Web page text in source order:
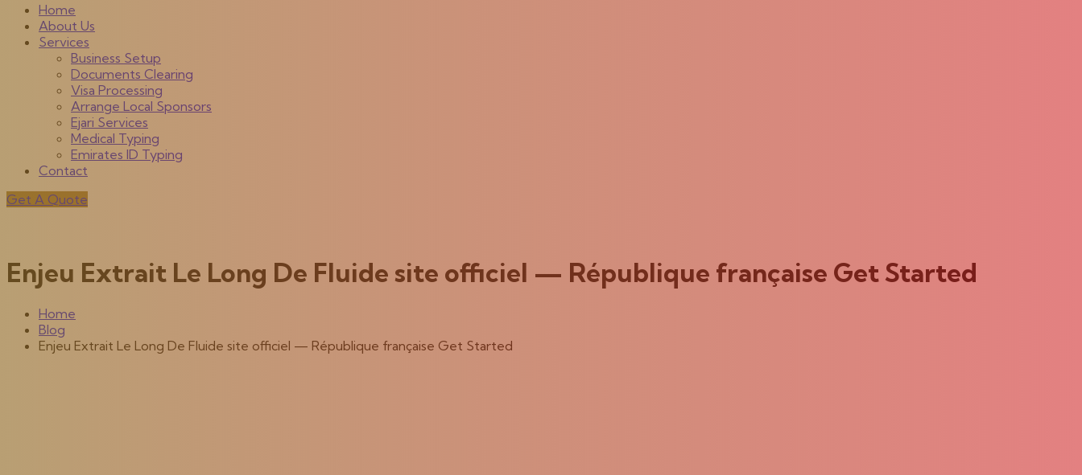
Home
About Us
Services
Business Setup
Documents Clearing
Visa Processing
Arrange Local Sponsors
Ejari Services
Medical Typing
Emirates ID Typing
Contact
Get A Quote
Enjeu Extrait Le Long De Fluide site officiel — République française Get Started
Home
Blog
Enjeu Extrait Le Long De Fluide site officiel — République française Get Started